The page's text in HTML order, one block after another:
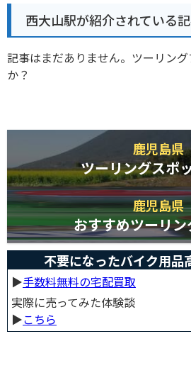
西大山駅が紹介されている
記事はまだありません。ツーリン
か？
鹿児島県
ツーリングスポ
鹿児島県
おすすめツーリ
不要になったバイク用品
▶︎手数料無料の宅配買取
実際に売ってみた体験談
▶︎こちら